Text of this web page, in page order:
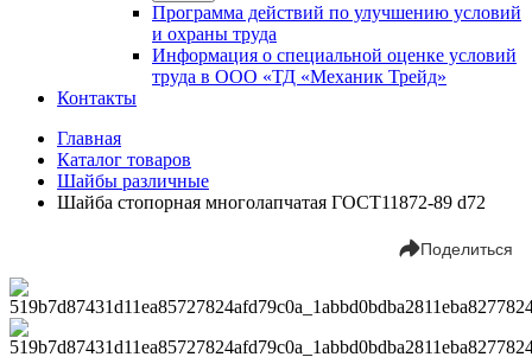
Программа действий по улучшению условий
и охраны труда
Информация о специальной оценке условий
труда в ООО «ТД «Механик Трейд»
Контакты
Главная
Каталог товаров
Шайбы различные
Шайба стопорная многолапчатая ГОСТ11872-89 d72
Поделиться